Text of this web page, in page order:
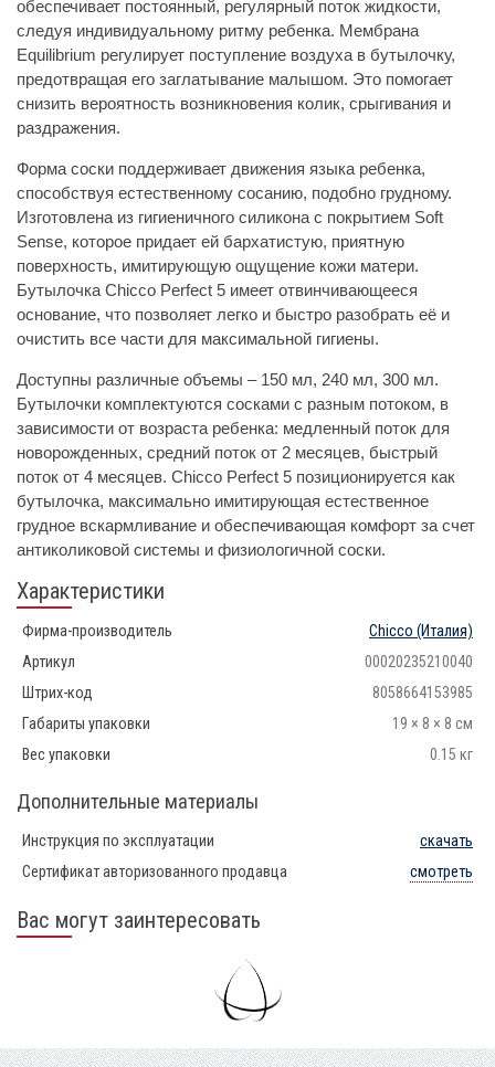
обеспечивает постоянный, регулярный поток жидкости,
следуя индивидуальному ритму ребенка. Мембрана
Equilibrium регулирует поступление воздуха в бутылочку,
предотвращая его заглатывание малышом. Это помогает
снизить вероятность возникновения колик, срыгивания и
раздражения.
Форма соски поддерживает движения языка ребенка,
способствуя естественному сосанию, подобно грудному.
Изготовлена из гигиеничного силикона с покрытием Soft
Sense, которое придает ей бархатистую, приятную
поверхность, имитирующую ощущение кожи матери.
Бутылочка Chicco Perfect 5 имеет отвинчивающееся
основание, что позволяет легко и быстро разобрать её и
очистить все части для максимальной гигиены.
Доступны различные объемы – 150 мл, 240 мл, 300 мл.
Бутылочки комплектуются сосками с разным потоком, в
зависимости от возраста ребенка: медленный поток для
новорожденных, средний поток от 2 месяцев, быстрый
поток от 4 месяцев. Chicco Perfect 5 позиционируется как
бутылочка, максимально имитирующая естественное
грудное вскармливание и обеспечивающая комфорт за счет
антиколиковой системы и физиологичной соски.
Характеристики
Фирма-производитель Chicco (Италия)
Артикул
00020235210040
Штрих-код
8058664153985
Габариты упаковки
19 × 8 × 8 см
Вес упаковки
0.15 кг
Дополнительные материалы
Инструкция по эксплуатации
скачать
Сертификат авторизованного продавца
смотреть
Вас могут заинтересовать